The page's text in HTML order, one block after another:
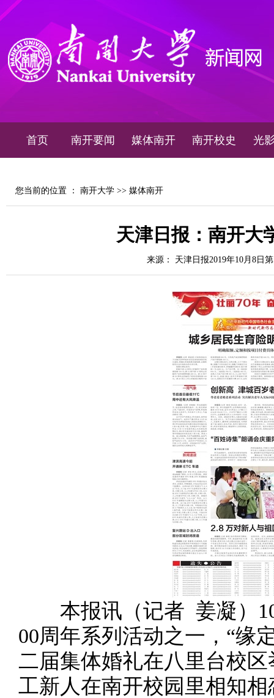
首页 南开要闻 媒体南开 南开校史 光
您当前的位置 ： 南开大学 >> 媒体南开
天津日报：南开大
来源： 天津日报2019年10月8日
本报讯（记者 姜凝）10
00周年系列活动之一，“缘
二届集体婚礼在八里台校
工新人在南开校园里相知